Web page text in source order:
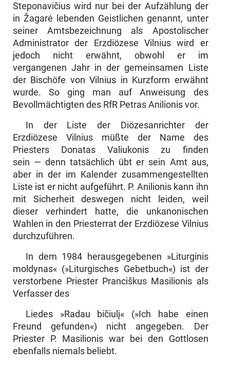
Steponavičius wird nur bei der Aufzählung der
in Žagarė lebenden Geistlichen genannt, unter
seiner Amtsbezeichnung als Apostolischer
Administrator der Erzdiö­zese Vilnius wird er
jedoch nicht erwähnt, obwohl er im
vergangenen Jahr in der gemeinsamen Liste
der Bischöfe von Vilnius in Kurzform erwähnt
wurde. So ging man auf Anweisung des
Bevollmächtigten des RfR Petras Anilionis vor.
In der Liste der Diözesanrichter der
Erzdiözese Vilnius müßte der Name des
Priesters Donatas Valiukonis zu finden
sein — denn tatsächlich übt er sein Amt aus,
aber in der im Kalender zusammengestellten
Liste ist er nicht aufgeführt. P. Anilionis kann ihn
mit Sicherheit deswegen nicht leiden, weil
dieser verhindert hatte, die unkanonischen
Wahlen in den Priesterrat der Erzdiözese Vilnius
durchzuführen.
In dem 1984 herausgegebenen »Liturginis
moldynas« (»Liturgisches Gebet­buch«) ist der
verstorbene Priester Pranciškus Masilionis als
Verfasser des
Liedes »Radau bičiulį« (»Ich habe einen
Freund gefunden«) nicht angegeben. Der
Priester P. Masilionis war bei den Gottlosen
ebenfalls niemals beliebt.